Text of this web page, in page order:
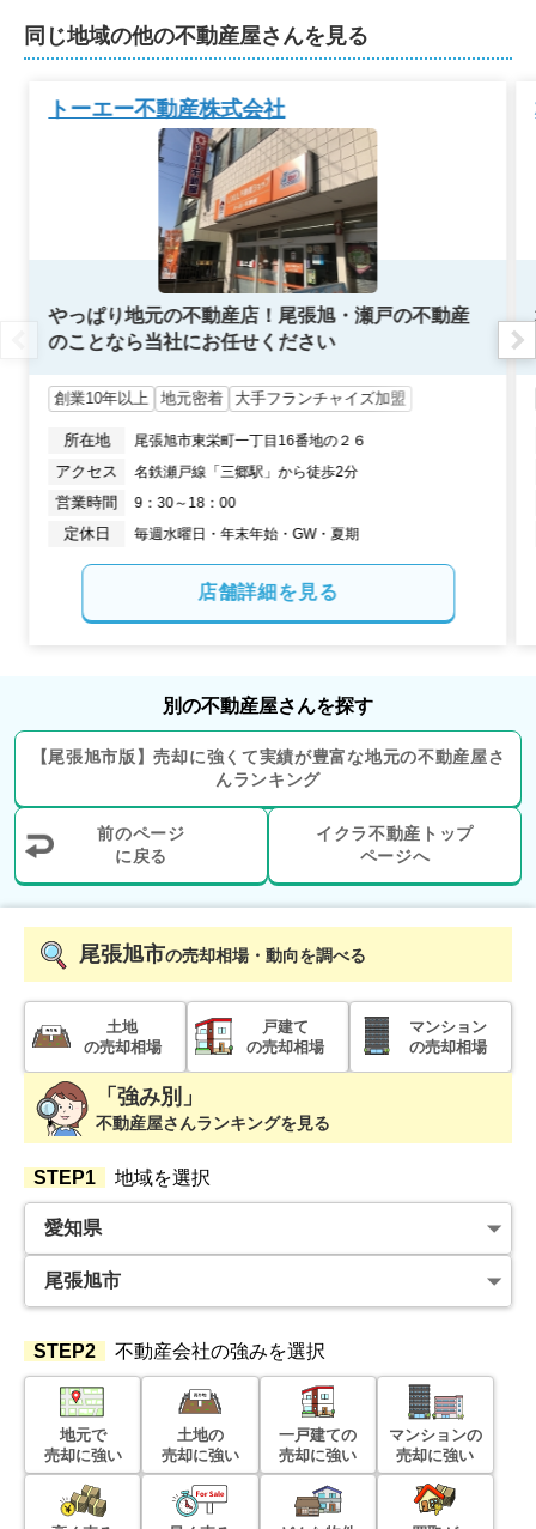
1,900万円
愛知県小牧市藤島町居屋敷
土地面積:156
万円
愛知県海部郡大治町大字堀之内
1,400万円
愛知県あま市西今宿
状態:更地 土地面積:156㎡
300
愛知県瀬戸市幡中町
状態:更地 土地面積:522㎡
200万円 2023年11月
状態:更地 土地面積:991
600 2023年11月
愛知県長久手市岩作三ケ峯
状態:更地 土地面積:3437㎡
2,000 2023年8月
愛知県春日井市出川町七丁目
状態:更地 土地面積:
1,400万円 2023年7月
愛知県あま市西今宿
同じ地域の他の不動産屋さんを見る
トーエー不動産株式会社
やっぱり地元の不動産店！尾張旭・瀬戸の不動産
のことなら当社にお任せください
創業10年以上 地元密着 大手フランチャイズ加盟
所在地 尾張旭市東栄町一丁目16番地の２６
アクセス 名鉄瀬戸線「三郷駅」から徒歩2分
営業時間 9：30～18：00
定休日 毎週水曜日・年末年始・GW・夏期
店舗詳細を見る
別の不動産屋さんを探す
【尾張旭市版】売却に強くて実績が豊富な地元の不動産屋さ
んランキング
前のページ
に戻る
イクラ不動産トップ
ページへ
尾張旭市の売却相場・動向を調べる
土地
の売却相場
戸建て
の売却相場
マンション
の売却相場
「強み別」
不動産屋さんランキングを見る
STEP1 地域を選択
STEP2 不動産会社の強みを選択
地元で
売却に強い
土地の
売却に強い
一戸建ての
売却に強い
マンションの
売却に強い